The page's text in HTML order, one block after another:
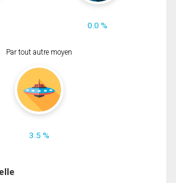
0.0 %
Par tout autre moyen
3.5 %